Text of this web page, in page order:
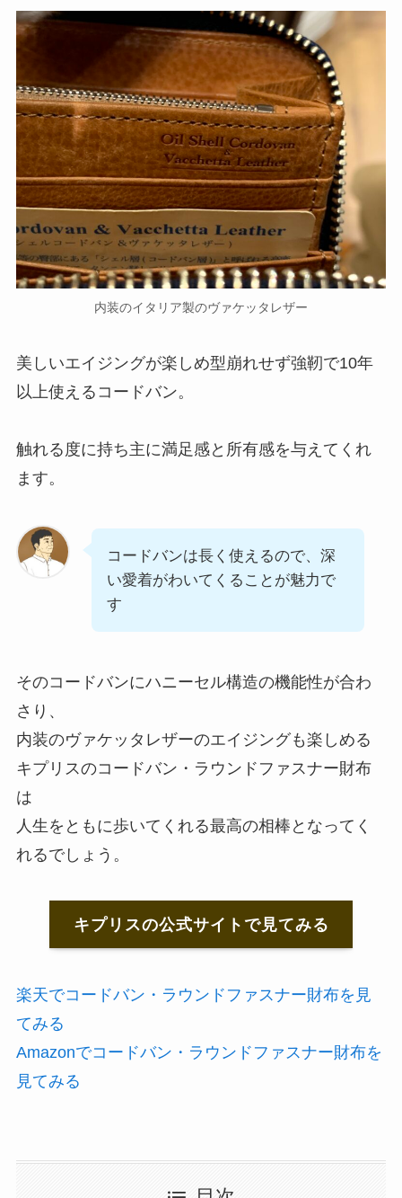
内装のイタリア製のヴァケッタレザー
美しいエイジングが楽しめ型崩れせず強靭で10年
以上使えるコードバン。
触れる度に持ち主に満足感と所有感を与えてくれ
ます。
コードバンは長く使えるので、深
い愛着がわいてくることが魅力で
す
そのコードバンにハニーセル構造の機能性が合わ
さり、
内装のヴァケッタレザーのエイジングも楽しめる
キプリスのコードバン・ラウンドファスナー財布
は
人生をともに歩いてくれる最高の相棒となってく
れるでしょう。
キプリスの公式サイトで見てみる
楽天でコードバン・ラウンドファスナー財布を見
てみる
Amazonでコードバン・ラウンドファスナー財布を
見てみる